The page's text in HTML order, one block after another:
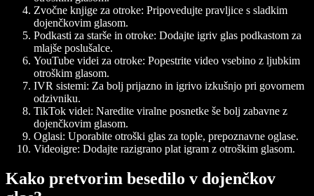
Zvočne knjige za otroke: Pripovedujte pravljice s sladkim
dojenčkovim glasom.
Podkasti za starše in otroke: Dodajte igriv glas podkastom za
mlajše poslušalce.
YouTube videi za otroke: Popestrite video vsebino z ljubkim
otroškim glasom.
IVR sistemi: Za bolj prijazno in igrivo izkušnjo pri govornem
odzivniku.
TikTok videi: Naredite viralne posnetke še bolj zabavne z
dojenčkovim glasom.
Oglasi: Uporabite otroški glas za tople, prepoznavne oglase.
Videoigre: Dodajte razigrano plat igram z otroškim glasom.
Kako pretvorim besedilo v dojenčkov